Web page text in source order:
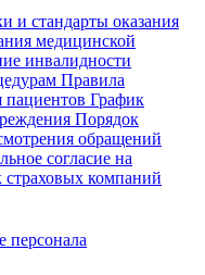
и стандарты оказания
медицинской
инвалидности
Правила
График
Порядок
обращений
согласие на
компаний
персонала